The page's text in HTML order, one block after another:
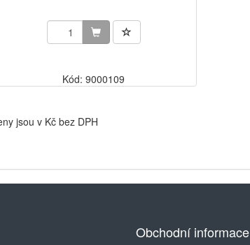
Kód: 9000109
jsou v Kč bez DPH
Obchodní informace